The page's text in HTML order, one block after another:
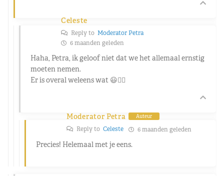
Celeste
Reply to Moderator Petra
6 maanden geleden
Haha, Petra, ik geloof niet dat we het allemaal ernstig
moeten nemen.
Er is overal weleens wat 😃🖐🏼
Moderator Petra Auteur
Reply to Celeste 6 maanden geleden
Precies! Helemaal met je eens.